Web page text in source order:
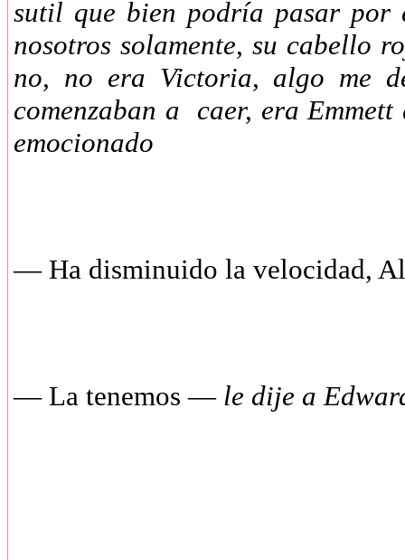
sutil que bien podría pasar por
nosotros solamente, su cabello
no, no era Victoria, algo me
comenzaban a caer, era
emocionado
— Ha disminuido la velocidad,
— La tenemos —le dije a